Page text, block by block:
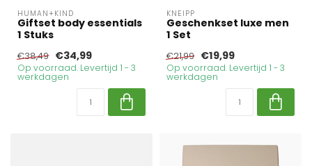
HUMAN+KIND
Giftset body essentials
1 Stuks
€38,49 €34,99
Op voorraad. Levertijd 1 - 3
werkdagen
KNEIPP
Geschenkset luxe men
1 Set
€21,99 €19,99
Op voorraad. Levertijd 1 - 3
werkdagen